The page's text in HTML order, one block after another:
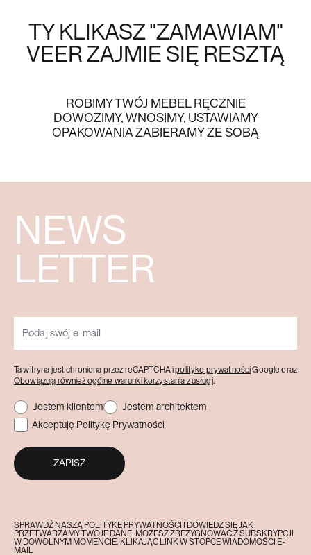
TY KLIKASZ "ZAMAWIAM"
VEER ZAJMIE SIĘ RESZTĄ
ROBIMY TWÓJ MEBEL RĘCZNIE
DOWOZIMY, WNOSIMY, USTAWIAMY
OPAKOWANIA ZABIERAMY ZE SOBĄ
Ta witryna jest chroniona przez reCAPTCHA ipolitykę prywatnościGoogle oraz
Obowiązują również ogólne warunki korzystania z usługi.
Jestem klientem
Jestem architektem
Akceptuję Politykę Prywatności
ZAPISZ
SPRAWDŹ NASZĄ POLITYKĘ PRYWATNOŚCI I DOWIEDZ SIĘ JAK
PRZETWARZAMY TWOJE DANE. MOŻESZ ZREZYGNOWAĆ Z SUBSKRYPCJI
W DOWOLNYM MOMENCIE, KLIKAJĄC LINK W STOPCE WIADOMOŚCI E-
MAIL
NEWS
LETTER